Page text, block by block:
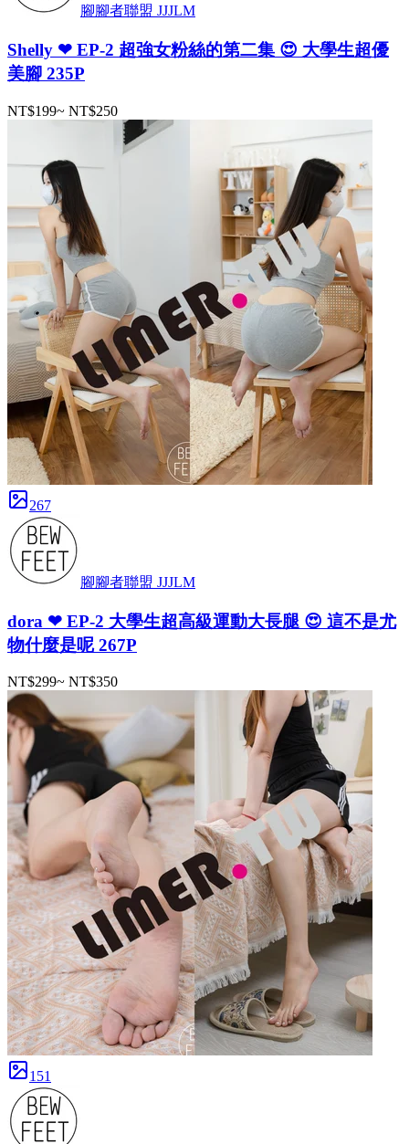
腳腳者聯盟 JJJLM
Shelly ❤ EP-2 超強女粉絲的第二集 😍 大學生超優
美腳 235P
NT$199~ NT$250
267
腳腳者聯盟 JJJLM
dora ❤ EP-2 大學生超高級運動大長腿 😍 這不是尤
物什麼是呢 267P
NT$299~ NT$350
151